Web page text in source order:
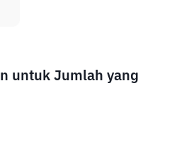
untuk Jumlah yang